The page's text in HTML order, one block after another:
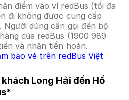
điểm vào ví redBus (tối đa
đi không được cung cấp
dùng cần gọi đến bộ
của redBus (1900 989
và nhận tiền hoàn.
bảo vé trên redBus Việt
Long Hải đến Hồ